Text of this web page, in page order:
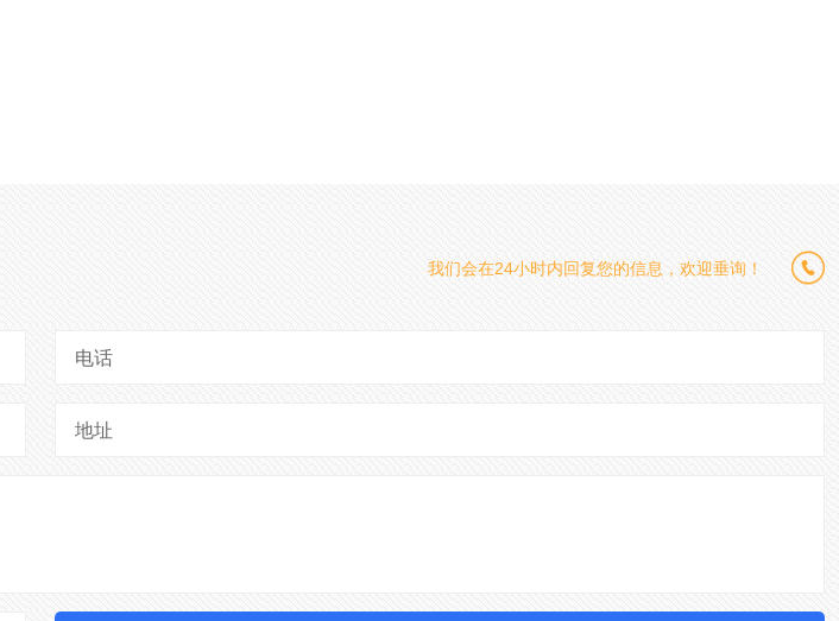
我们会在24小时内回复您的信息，欢迎垂询！ 
电话
地址